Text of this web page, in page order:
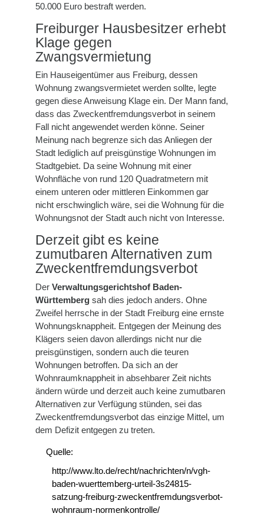
50.000 Euro bestraft werden.
Freiburger Hausbesitzer erhebt
Klage gegen
Zwangsvermietung
Ein Hauseigentümer aus Freiburg, dessen
Wohnung zwangsvermietet werden sollte, legte
gegen diese Anweisung Klage ein. Der Mann fand,
dass das Zweckentfremdungsverbot in seinem
Fall nicht angewendet werden könne. Seiner
Meinung nach begrenze sich das Anliegen der
Stadt lediglich auf preisgünstige Wohnungen im
Stadtgebiet. Da seine Wohnung mit einer
Wohnfläche von rund 120 Quadratmetern mit
einem unteren oder mittleren Einkommen gar
nicht erschwinglich wäre, sei die Wohnung für die
Wohnungsnot der Stadt auch nicht von Interesse.
Derzeit gibt es keine
zumutbaren Alternativen zum
Zweckentfremdungsverbot
Der Verwaltungsgerichtshof Baden-
Württemberg sah dies jedoch anders. Ohne
Zweifel herrsche in der Stadt Freiburg eine ernste
Wohnungsknappheit. Entgegen der Meinung des
Klägers seien davon allerdings nicht nur die
preisgünstigen, sondern auch die teuren
Wohnungen betroffen. Da sich an der
Wohnraumknappheit in absehbarer Zeit nichts
ändern würde und derzeit auch keine zumutbaren
Alternativen zur Verfügung stünden, sei das
Zweckentfremdungsverbot das einzige Mittel, um
dem Defizit entgegen zu treten.
Quelle:
http://www.lto.de/recht/nachrichten/n/vgh-
baden-wuerttemberg-urteil-3s24815-
satzung-freiburg-zweckentfremdungsverbot-
wohnraum-normenkontrolle/